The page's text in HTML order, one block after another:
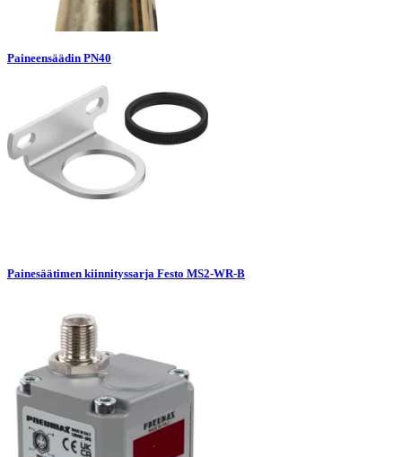
Paineensäädin PN40
Painesäätimen kiinnityssarja Festo MS2-WR-B